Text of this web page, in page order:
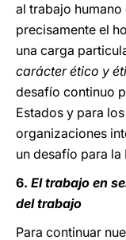
al trabajo humano
precisamente el
una carga
carácter ético y
desafío continuo
Estados y para
organizaciones
un desafío para la
6. El trabajo en
del trabajo
Para continuar